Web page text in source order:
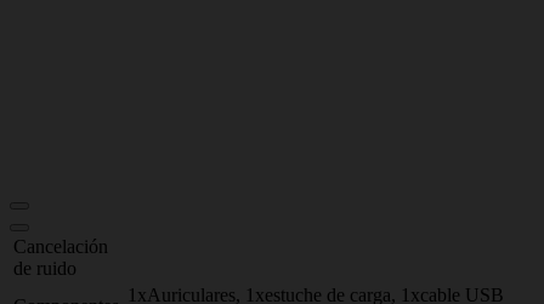
Cancelación
de ruido
1xAuriculares, 1xestuche de carga, 1xcable USB